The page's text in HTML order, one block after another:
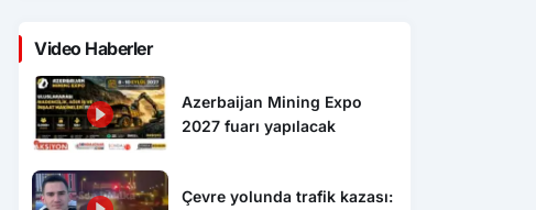
Video Haberler
Azerbaijan Mining Expo
2027 fuarı yapılacak
Çevre yolunda trafik kazası: